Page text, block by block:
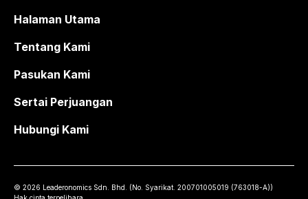
Halaman Utama
Tentang Kami
Pasukan Kami
Sertai Perjuangan
Hubungi Kami
© 2026 Leaderonomics Sdn. Bhd. (No. Syarikat. 200701005019 (763018-A))
Hak cipta terpelihara.